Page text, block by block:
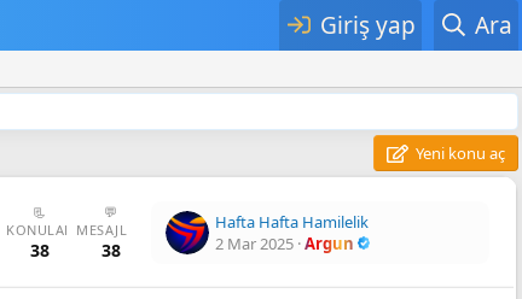
Giriş yap Ara
Yeni konu aç
📃
KONULAR
38
💬
MESAJLAR
38
Hafta Hafta Hamilelik
2 Mar 2025 Argun